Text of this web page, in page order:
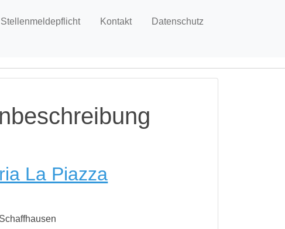
Stellenmeldepflicht Kontakt Datenschutz
La Piazza